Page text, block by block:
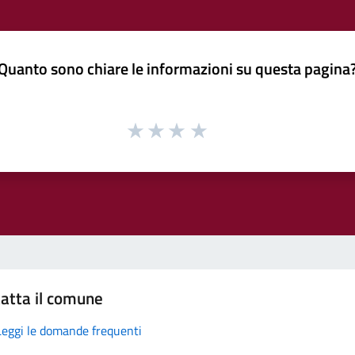
sono chiare le informazioni su questa
il comune
le domande frequenti